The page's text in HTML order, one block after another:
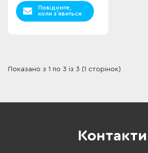
Повідомте,
коли з`явиться
Показано з 1 по 3 із 3 (1 сторінок)
Контакти